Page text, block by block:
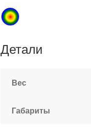
Детали
Вес
Габариты